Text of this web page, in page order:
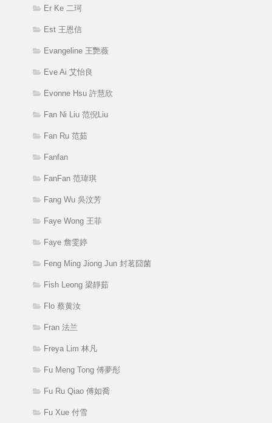
Er Ke 二珂
Est 王恩信
Evangeline 王艷薇
Eve Ai 艾怡良
Evonne Hsu 許慧欣
Fan Ni Liu 范倪Liu
Fan Ru 范茹
Fanfan
FanFan 范瑋琪
Fang Wu 吳汶芳
Faye Wong 王菲
Faye 詹雯婷
Feng Ming Jiong Jun 封茗囧菌
Fish Leong 梁靜茹
Flo 蔡黄汝
Fran 法兰
Freya Lim 林凡
Fu Meng Tong 傅夢彤
Fu Ru Qiao 傅如喬
Fu Xue 付雪